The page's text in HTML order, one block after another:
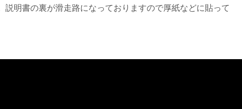
説明書の裏が滑走路になっておりますので厚紙などに貼って